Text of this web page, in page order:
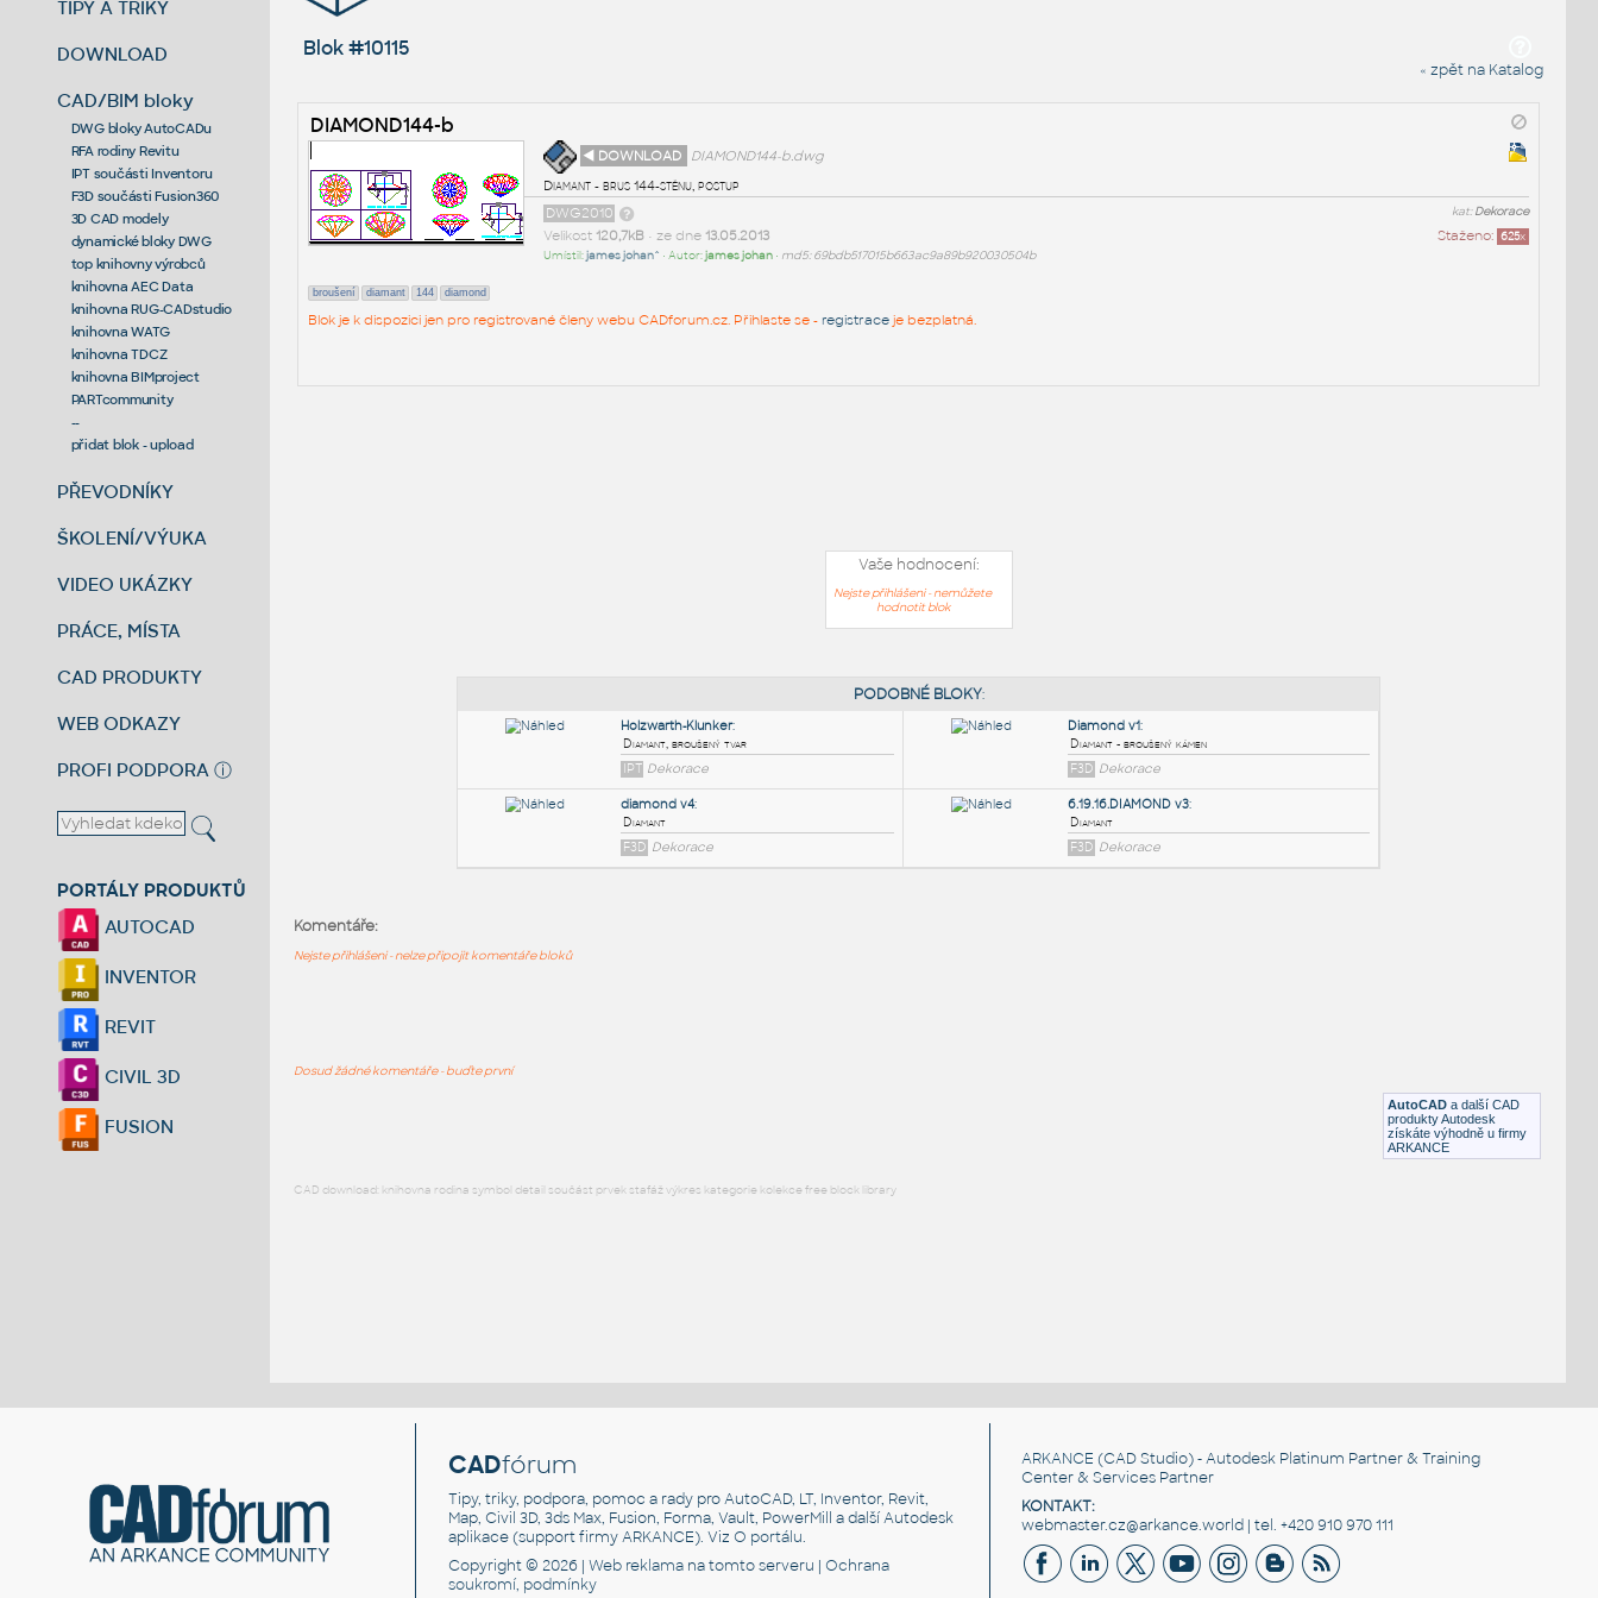
TIPY A TRIKY
DOWNLOAD
CAD/BIM bloky
DWG bloky AutoCADu
RFA rodiny Revitu
IPT součásti Inventoru
F3D součásti Fusion360
3D CAD modely
dynamické bloky DWG
top knihovny výrobců
knihovna AEC Data
knihovna RUG-CADstudio
knihovna WATG
knihovna TDCZ
knihovna BIMproject
PARTcommunity
--
přidat blok - upload
PŘEVODNÍKY
ŠKOLENÍ/VÝUKA
VIDEO UKÁZKY
PRÁCE, MÍSTA
CAD PRODUKTY
WEB ODKAZY
PROFI PODPORA ⓘ
PORTÁLY PRODUKTŮ
AUTOCAD
INVENTOR
REVIT
CIVIL 3D
FUSION
Blok #10115
« zpět na Katalog
DIAMOND144-b
◄ DOWNLOAD
DIAMOND144-b.dwg
Diamant - brus 144-stěnu, postup
kat:Dekorace
DWG2010
Staženo: 625x
Velikost 120,7kB• ze dne 13.05.2013
Umístil:james johan^ • Autor:james johan• md5: 69bdb517015b663ac9a89b920030504b
broušení diamant 144 diamond
Blok je k dispozici jen pro registrované členy webu CADforum.cz. Přihlaste se - registraceje bezplatná.
Vaše hodnocení:
Nejste přihlášeni - nemůžete
hodnotit blok
AutoCAD a další CAD
produkty Autodesk
získáte výhodně u firmy
ARKANCE
Komentáře:
Nejste přihlášeni - nelze připojit komentáře bloků
Dosud žádné komentáře - buďte první
CAD download: knihovna rodina symbol detail součást prvek stafáž výkres kategorie kolekce free block library
CADfórum
Tipy, triky, podpora, pomoc a rady pro AutoCAD, LT, Inventor, Revit,
Map, Civil 3D, 3ds Max, Fusion, Forma, Vault, PowerMill a další Autodesk
aplikace (support firmy ARKANCE). VizO portálu.
Copyright © 2026 |Web reklama na tomto serveru |Ochrana
soukromí, podmínky
ARKANCE (CAD Studio) - Autodesk Platinum Partner & Training
Center & Services Partner
KONTAKT:
webmaster.cz@arkance.world | tel. +420 910 970 111